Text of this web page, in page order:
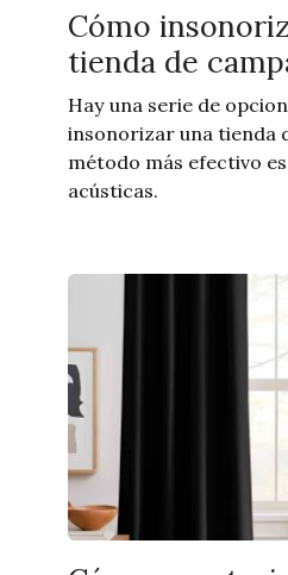
Cómo
tienda de
Hay una serie de
insonorizar una tienda
método más efectivo
acústicas.